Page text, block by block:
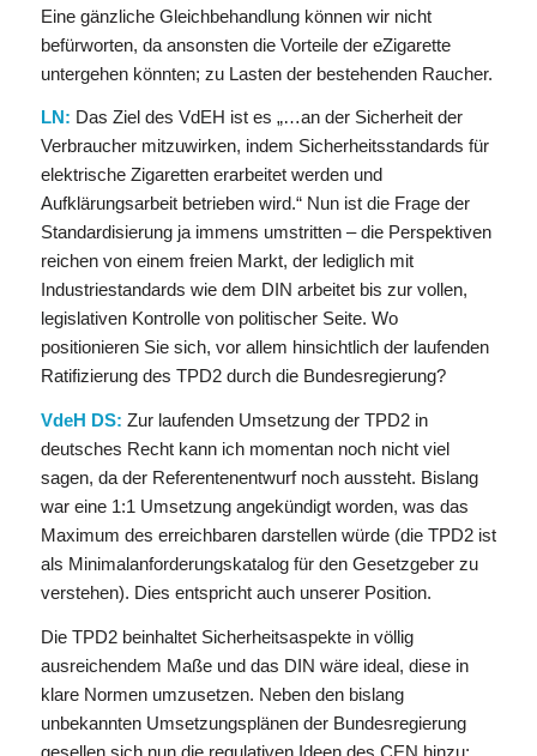
Eine gänzliche Gleichbehandlung können wir nicht
befürworten, da ansonsten die Vorteile der eZigarette
untergehen könnten; zu Lasten der bestehenden Raucher.
LN: Das Ziel des VdEH ist es „…an der Sicherheit der
Verbraucher mitzuwirken, indem Sicherheitsstandards für
elektrische Zigaretten erarbeitet werden und
Aufklärungsarbeit betrieben wird.“ Nun ist die Frage der
Standardisierung ja immens umstritten – die Perspektiven
reichen von einem freien Markt, der lediglich mit
Industriestandards wie dem DIN arbeitet bis zur vollen,
legislativen Kontrolle von politischer Seite. Wo
positionieren Sie sich, vor allem hinsichtlich der laufenden
Ratifizierung des TPD2 durch die Bundesregierung?
VdeH DS: Zur laufenden Umsetzung der TPD2 in
deutsches Recht kann ich momentan noch nicht viel
sagen, da der Referentenentwurf noch aussteht. Bislang
war eine 1:1 Umsetzung angekündigt worden, was das
Maximum des erreichbaren darstellen würde (die TPD2 ist
als Minimalanforderungskatalog für den Gesetzgeber zu
verstehen). Dies entspricht auch unserer Position.
Die TPD2 beinhaltet Sicherheitsaspekte in völlig
ausreichendem Maße und das DIN wäre ideal, diese in
klare Normen umzusetzen. Neben den bislang
unbekannten Umsetzungsplänen der Bundesregierung
gesellen sich nun die regulativen Ideen des CEN hinzu;